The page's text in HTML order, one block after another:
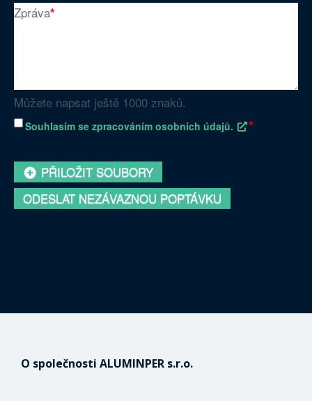
Zpráva*
Můžete napsat ještě 1000 znaků.
Souhlasím se zpracováním osobních údajů. *
Přílohy (fotky, výkresy atd.)
PŘILOŽIT SOUBORY
ODESLAT NEZÁVAZNOU POPTÁVKU
O společnosti ALUMINPER s.r.o.